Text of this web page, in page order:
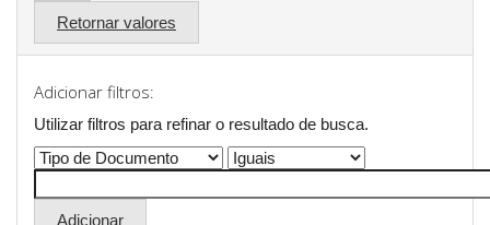
Retornar valores
Adicionar filtros:
Utilizar filtros para refinar o resultado de busca.